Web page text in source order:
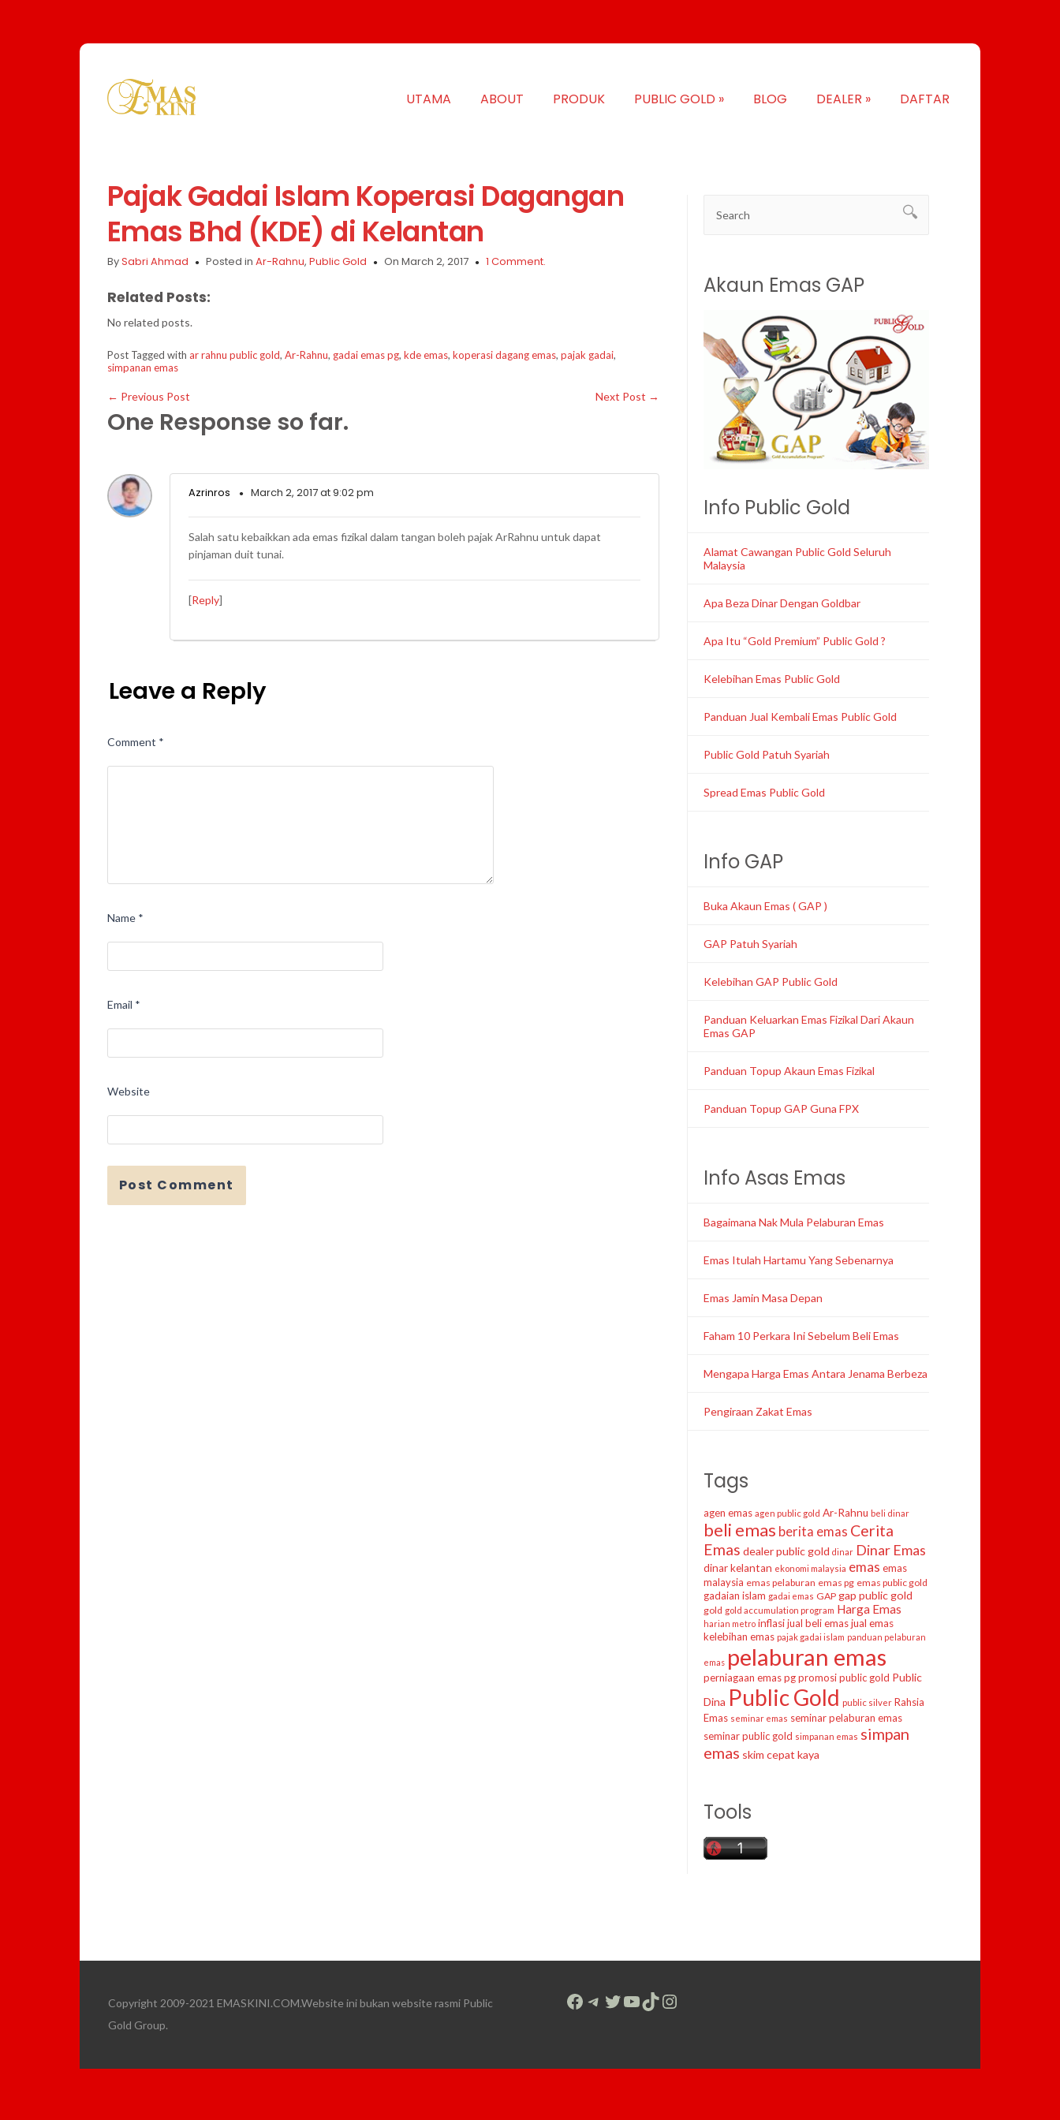
UTAMA ABOUT PRODUK PUBLIC GOLD » BLOG DEALER » DAFTAR
Pajak Gadai Islam Koperasi Dagangan
Emas Bhd (KDE) di Kelantan
BySabri Ahmad Posted in Ar-Rahnu, Public Gold On March 2, 2017 1 Comment.
Related Posts:
No related posts.
Post Tagged with ar rahnu public gold, Ar-Rahnu, gadai emas pg, kde emas, koperasi dagang emas, pajak gadai,
simpanan emas
← Previous Post Next Post →
One Response so far.
Azrinros March 2, 2017 at 9:02 pm
Salah satu kebaikkan ada emas fizikal dalam tangan boleh pajak ArRahnu untuk dapat
pinjaman duit tunai.
[Reply]
Leave a Reply
Comment *
Name *
Email *
Website
Akaun Emas GAP
Info Public Gold
Alamat Cawangan Public Gold Seluruh
Malaysia
Apa Beza Dinar Dengan Goldbar
Apa Itu “Gold Premium” Public Gold ?
Kelebihan Emas Public Gold
Panduan Jual Kembali Emas Public Gold
Public Gold Patuh Syariah
Spread Emas Public Gold
Info GAP
Buka Akaun Emas ( GAP )
GAP Patuh Syariah
Kelebihan GAP Public Gold
Panduan Keluarkan Emas Fizikal Dari Akaun
Emas GAP
Panduan Topup Akaun Emas Fizikal
Panduan Topup GAP Guna FPX
Info Asas Emas
Bagaimana Nak Mula Pelaburan Emas
Emas Itulah Hartamu Yang Sebenarnya
Emas Jamin Masa Depan
Faham 10 Perkara Ini Sebelum Beli Emas
Mengapa Harga Emas Antara Jenama Berbeza
Pengiraan Zakat Emas
Tags
agen emas agen public gold Ar-Rahnu beli dinar
beli emas berita emas Cerita
Emas dealer public gold dinar Dinar Emas
dinar kelantan ekonomi malaysia emas emas
malaysia emas pelaburan emas pg emas public gold
gadaian islam gadai emas GAP gap public gold
gold gold accumulation program Harga Emas
harian metro inflasi jual beli emas jual emas
kelebihan emas pajak gadai islam panduan pelaburan
emas pelaburan emas
perniagaan emas pg promosi public gold Public
Dina Public Gold public silver Rahsia
Emas seminar emas seminar pelaburan emas
seminar public gold simpanan emas simpan
emas skim cepat kaya
Tools
Copyright 2009-2021 EMASKINI.COM.Website ini bukan website rasmi Public
Gold Group.
Facebook
Telegram
Twitter
YouTube
TikTok
Instagram